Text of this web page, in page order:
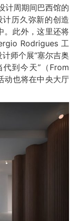
计周期间巴西馆的
历久弥新的创造
。此外，这里还将
Rodrigues 工
师个展“塞尔吉奥
代到今天”（From
也将在中央大厅